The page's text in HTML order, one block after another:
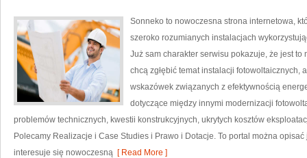
Sonneko to nowoczesna strona internetowa,
szeroko rozumianych instalacjach
Już sam charakter serwisu pokazuje, że jest
chcą zgłębić temat instalacji fotowoltaicznych,
wskazówek związanych z efektywnością
dotyczące między innymi modernizacji
problemów technicznych, kwestii konstrukcyjnych, ukrytych kosztów
Polecamy Realizacje i Case Studies i Prawo i Dotacje. To portal można
interesuje się nowoczesną [ Read More ]